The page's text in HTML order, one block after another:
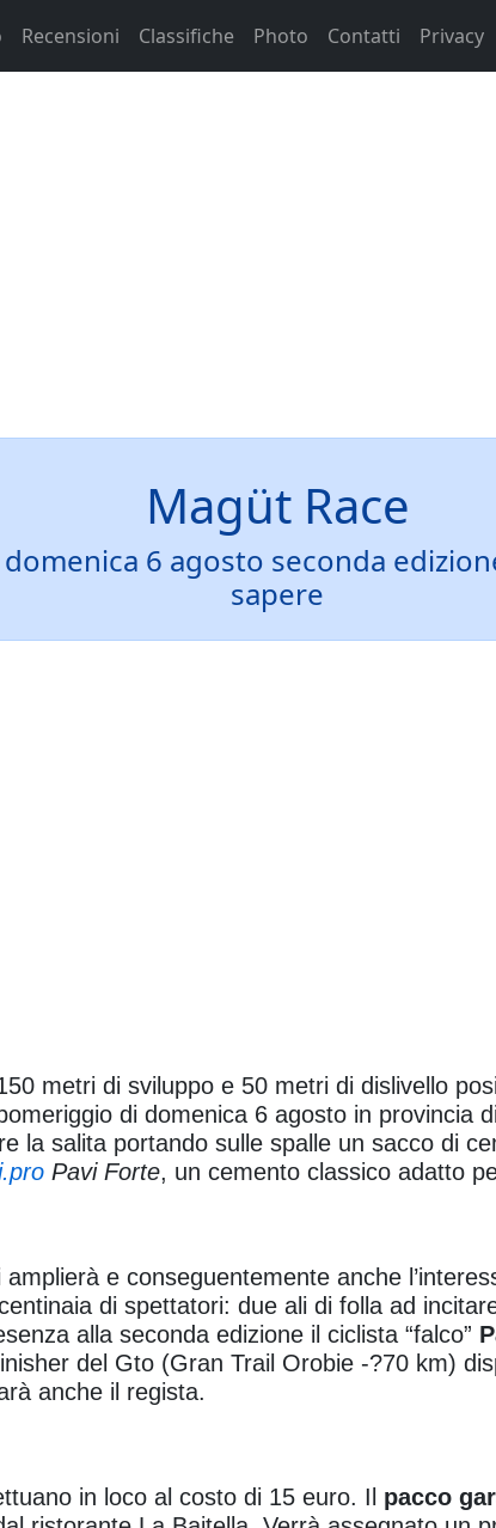
Recensioni Classifiche Photo Contatti Privacy
Magüt Race
6 agosto seconda
sapere
metri di sviluppo e 50 metri di dislivello
di domenica 6 agosto in provincia
la salita portando sulle spalle un sacco di
Pavi Forte, un cemento classico adatto
e conseguentemente anche
di spettatori: due ali di folla ad
alla seconda edizione il ciclista “falco”
del Gto (Gran Trail Orobie -?70 km)
anche il regista.
in loco al costo di 15 euro. Il pacco